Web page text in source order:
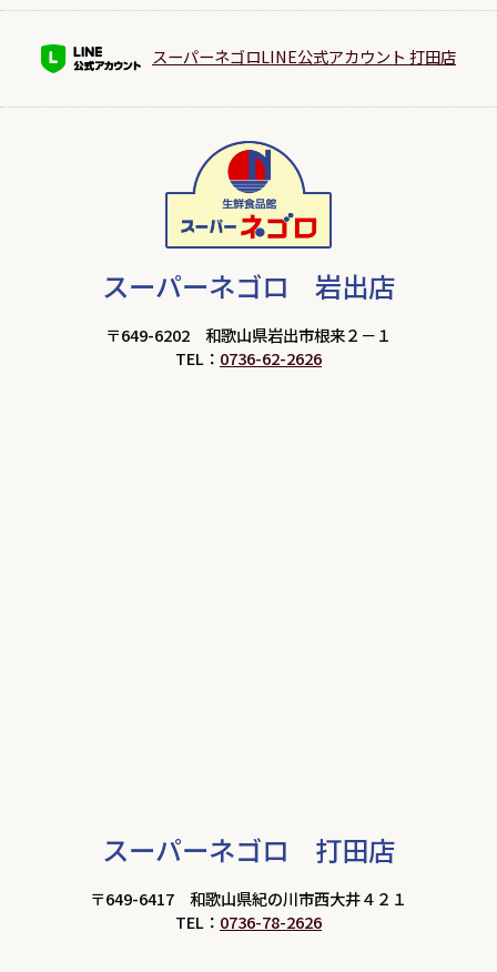
スーパーネゴロLINE公式アカウント 打田店
スーパーネゴロ 岩出店
〒649-6202 和歌山県岩出市根来２－１
TEL： 0736-62-2626
スーパーネゴロ 打田店
〒649-6417 和歌山県紀の川市西大井４２１
TEL： 0736-78-2626